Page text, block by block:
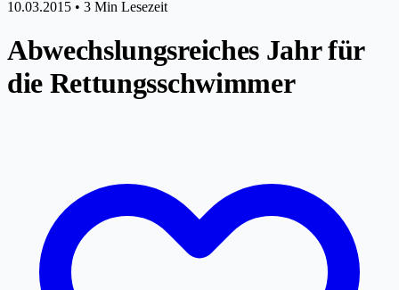
10.03.2015 • 3 Min Lesezeit
Abwechslungsreiches Jahr für
die Rettungsschwimmer